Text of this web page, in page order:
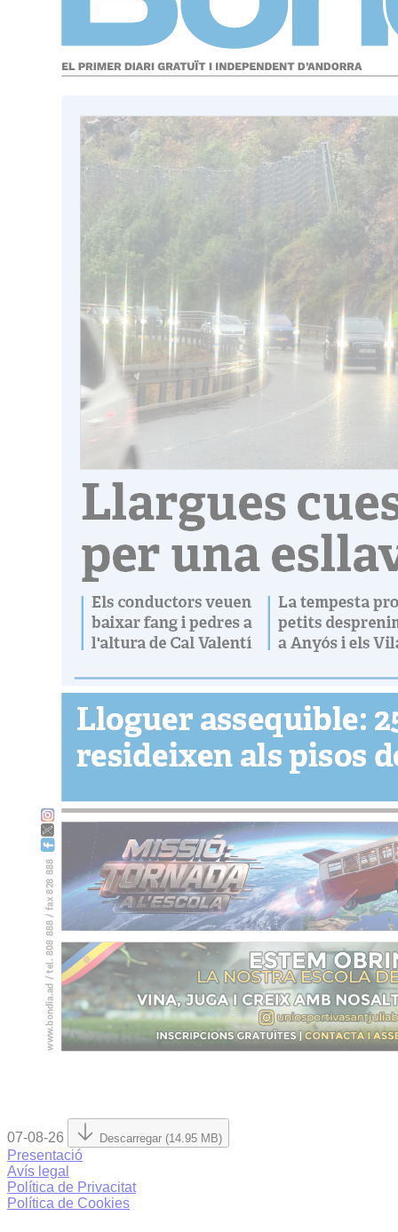
07-08-26 Descarregar (14.95 MB)
Presentació
Avís legal
Política de Privacitat
Política de Cookies